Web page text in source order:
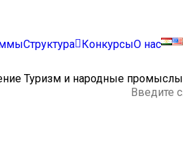
Структура КонкурсыО нас